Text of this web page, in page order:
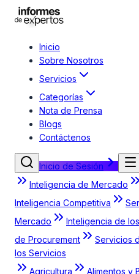
Inicio
Sobre Nosotros
Servicios
Categorías
Nota de Prensa
Blogs
Contáctenos
Inicio de Sesión
Inteligencia de Mercado
Inteligencia Competitiva
Mercado
Inteligencia de
de Procurement
Servicios
los Servicios
Agricultura
Alimentos y